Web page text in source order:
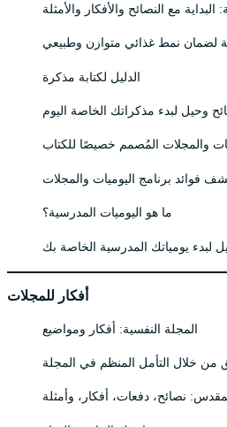
البداية مع النصائح والأفكار والأمثلة
الدليل لكتابة مذكرة
وحيل لبدء مذكراتك الخاصة اليوم
والمجلات المُصمم خصيصًا للكتاب
فوائد برنامج اليوميات والمجلات
ما هو اليوميات المدرسية؟
لبدء يومياتك المدرسية الخاصة بك
أفكار للمجلات
المجلة النفسية: أفكار ومواضيع
نصائح، دفعات، أفكار، وأمثلة